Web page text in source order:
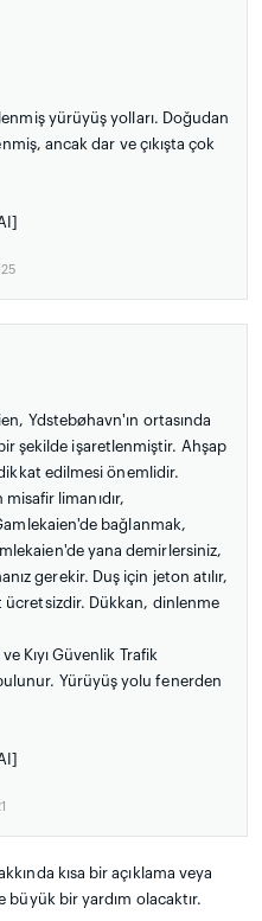
yürüyüş yolları. Doğudan
ancak dar ve çıkışta çok
Ydstebøhavn'ın ortasında
şekilde işaretlenmiştir. Ahşap
edilmesi önemlidir.
limanıdır,
bağlanmak,
yana demirlersiniz,
gerekir. Duş için jeton atılır,
ücretsizdir. Dükkan, dinlenme
Kıyı Güvenlik Trafik
Yürüyüş yolu fenerden
kısa bir açıklama veya
büyük bir yardım olacaktır.